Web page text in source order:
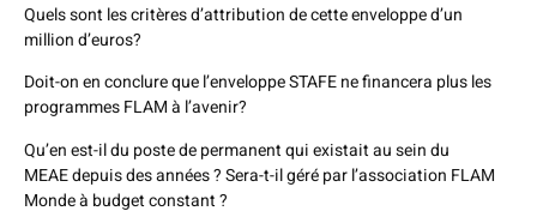
Quels sont les critères d’attribution de cette enveloppe d’un
million d’euros?
Doit-on en conclure que l’enveloppe STAFE ne financera plus les
programmes FLAM à l’avenir?
Qu’en est-il du poste de permanent qui existait au sein du
MEAE depuis des années ? Sera-t-il géré par l’association FLAM
Monde à budget constant ?